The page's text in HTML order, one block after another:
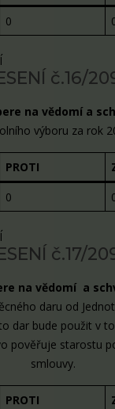
0
č.16/
na vědomí a
výboru za rok
PROTI
0
č.17/
na vědomí a
daru od
dar bude použit v
pověřuje starostu
smlouvy.
PROTI